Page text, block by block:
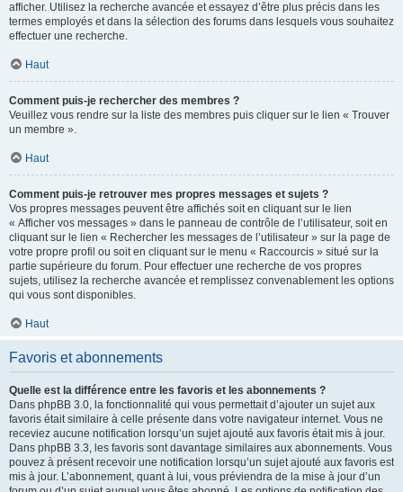
afficher. Utilisez la recherche avancée et essayez d’être plus précis dans les
termes employés et dans la sélection des forums dans lesquels vous souhaitez
effectuer une recherche.
Haut
Comment puis-je rechercher des membres ?
Veuillez vous rendre sur la liste des membres puis cliquer sur le lien « Trouver
un membre ».
Haut
Comment puis-je retrouver mes propres messages et sujets ?
Vos propres messages peuvent être affichés soit en cliquant sur le lien
« Afficher vos messages » dans le panneau de contrôle de l’utilisateur, soit en
cliquant sur le lien « Rechercher les messages de l’utilisateur » sur la page de
votre propre profil ou soit en cliquant sur le menu « Raccourcis » situé sur la
partie supérieure du forum. Pour effectuer une recherche de vos propres
sujets, utilisez la recherche avancée et remplissez convenablement les options
qui vous sont disponibles.
Haut
Favoris et abonnements
Quelle est la différence entre les favoris et les abonnements ?
Dans phpBB 3.0, la fonctionnalité qui vous permettait d’ajouter un sujet aux
favoris était similaire à celle présente dans votre navigateur internet. Vous ne
receviez aucune notification lorsqu’un sujet ajouté aux favoris était mis à jour.
Dans phpBB 3.3, les favoris sont davantage similaires aux abonnements. Vous
pouvez à présent recevoir une notification lorsqu’un sujet ajouté aux favoris est
mis à jour. L’abonnement, quant à lui, vous préviendra de la mise à jour d’un